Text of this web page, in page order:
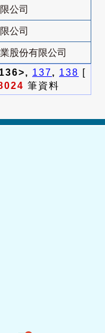
公司
公司
股份有限公司
137, 138 [
筆資料